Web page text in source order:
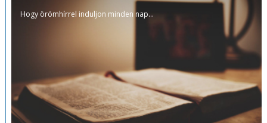
Hogy örömhírrel induljon minden nap...